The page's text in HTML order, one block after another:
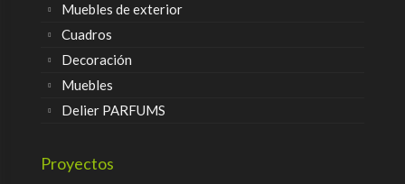
Muebles de exterior
Cuadros
Decoración
Muebles
Delier PARFUMS
Proyectos